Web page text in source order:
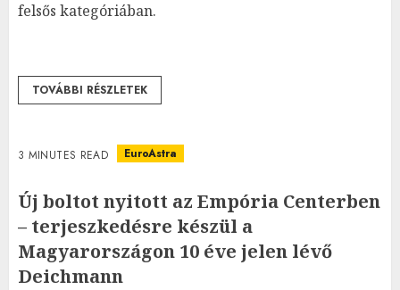
felsős kategóriában.
TOVÁBBI RÉSZLETEK
3 MINUTES READ EuroAstra
Új boltot nyitott az Empória Centerben
– terjeszkedésre készül a
Magyarországon 10 éve jelen lévő
Deichmann